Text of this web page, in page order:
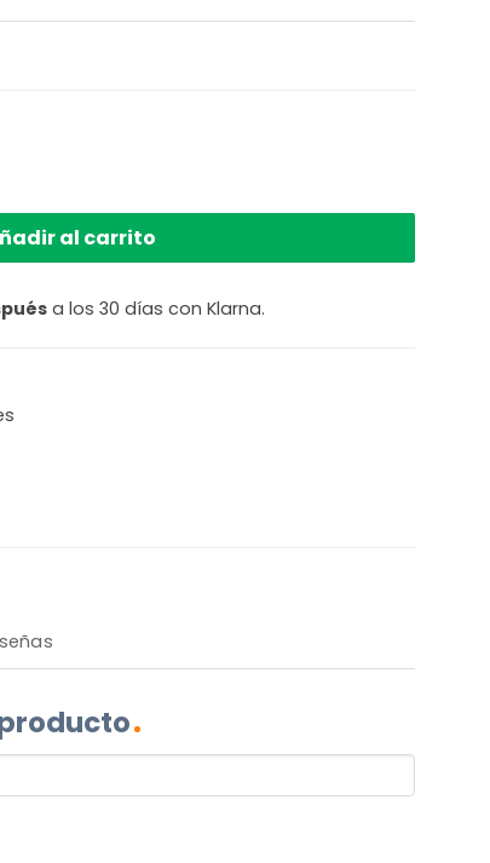
& Living Jamiri cantidad
al carrito
a los 30 días con Klarna.